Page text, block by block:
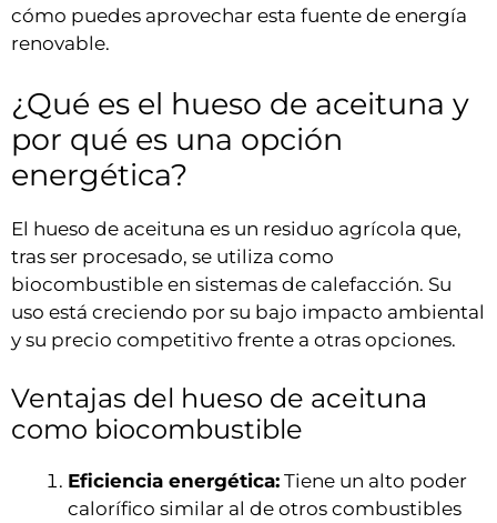
cómo puedes aprovechar esta fuente de energía
renovable.
¿Qué es el hueso de aceituna y
por qué es una opción
energética?
El hueso de aceituna es un residuo agrícola que,
tras ser procesado, se utiliza como
biocombustible en sistemas de calefacción. Su
uso está creciendo por su bajo impacto ambiental
y su precio competitivo frente a otras opciones.
Ventajas del hueso de aceituna
como biocombustible
Eficiencia energética: Tiene un alto poder
calorífico similar al de otros combustibles